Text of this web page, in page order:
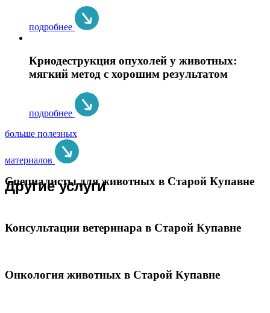
подробнее
Криодеструкция опухолей у животных:
мягкий метод с хорошим результатом
подробнее
больше полезных
материалов
Другие услуги
Специалисты для животных в Старой Купавне
Консультации ветеринара в Старой Купавне
Онкология животных в Старой Купавне